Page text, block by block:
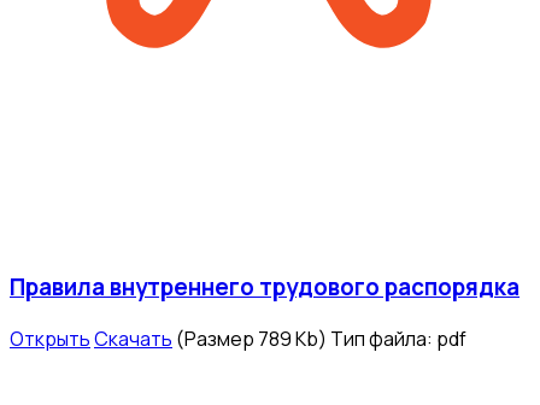
Правила внутреннего трудового распорядка
ОткрытьСкачать (Размер 789 Kb) Тип файла: pdf